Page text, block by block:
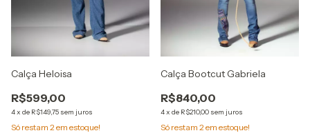
Calça Heloisa
R$599,00
4x de R$149,75 sem juros
Só restam 2 em estoque!
Calça Bootcut Gabriela
R$840,00
4x de R$210,00 sem juros
Só restam 2em estoque!